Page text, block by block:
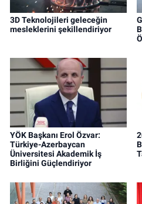
3D Teknolojileri geleceğin
mesleklerini şekillendiriyor
YÖK Başkanı Erol Özvar:
Türkiye-Azerbaycan
Üniversitesi Akademik İş
Birliğini Güçlendiriyor